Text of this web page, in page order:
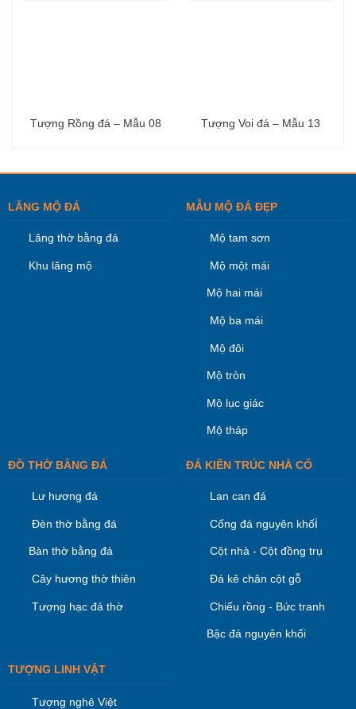
Tượng Rồng đá – Mẫu 08 Tượng Voi đá – Mẫu 13
LĂNG MỘ ĐÁ
Lăng thờ bằng đá
Khu lăng mộ
MẪU MỘ ĐÁ ĐẸP
Mộ tam sơn
Mộ một mái
Mộ hai mái
Mộ ba mái
Mộ đôi
Mộ tròn
Mộ lục giác
Mộ tháp
ĐỒ THỜ BẰNG ĐÁ
Lư hương đá
Đèn thờ bằng đá
Bàn thờ bằng đá
Cây hương thờ thiên
Tượng hạc đá thờ
ĐÁ KIÊN TRÚC NHÀ CỔ
Lan can đá
Cổng đá nguyên khối
Cột nhà - Cột đồng trụ
Đá kê chân cột gỗ
Chiếu rồng - Bức tranh
Bậc đá nguyên khối
TƯỢNG LINH VẬT
Tượng nghê Việt